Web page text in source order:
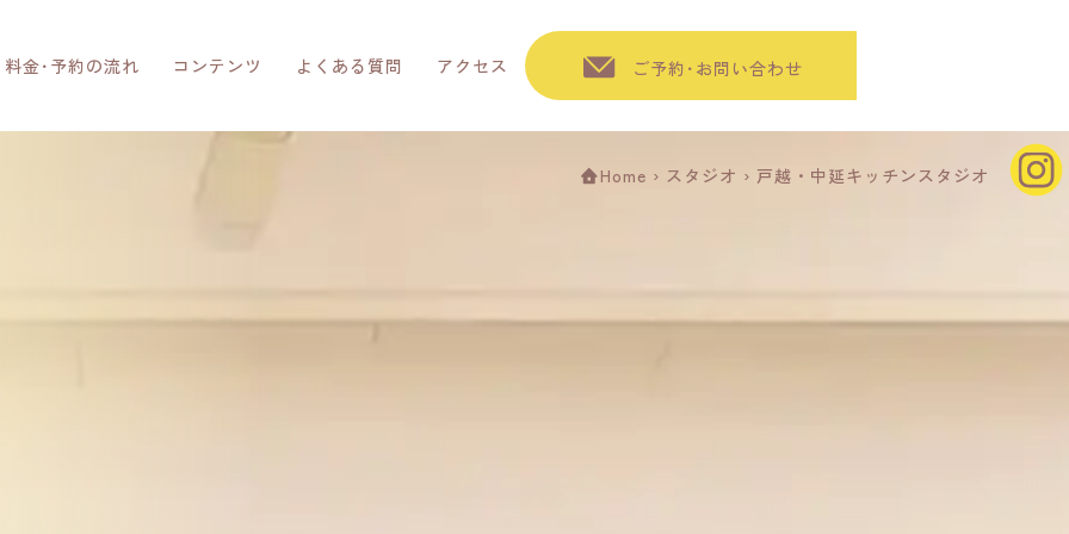
料金･予約の流れ コンテンツ よくある質問 アクセス ご予約･お問い合わせ
Home › スタジオ › 戸越・中延キッチンスタジオ